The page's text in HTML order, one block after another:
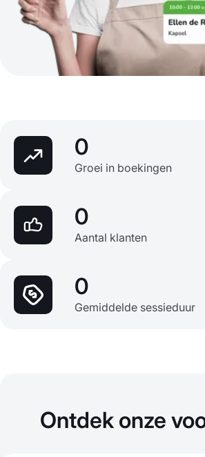
0
Groei in boekingen
0
Aantal klanten
0
Gemiddelde sessieduur
Ontdek onze